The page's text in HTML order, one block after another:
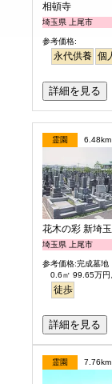
相頓寺
埼玉県 上尾市
参考価格:
永代供養 個
詳細を見る
霊園 6.48km
花木の彩 新埼
埼玉県 上尾市
参考価格:完成墓地
0.6㎡ 99.65万円
徒歩
詳細を見る
霊園 7.76km